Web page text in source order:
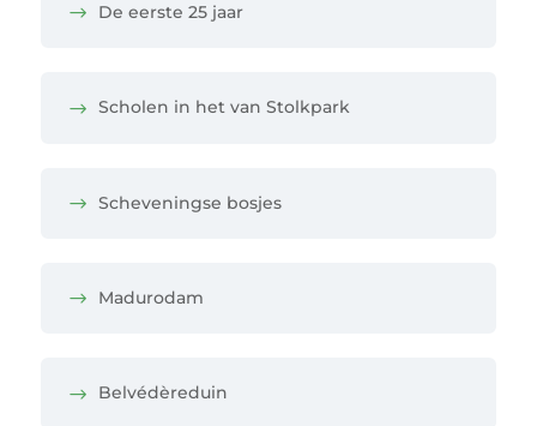
De eerste 25 jaar
Scholen in het van Stolkpark
Scheveningse bosjes
Madurodam
Belvédèreduin